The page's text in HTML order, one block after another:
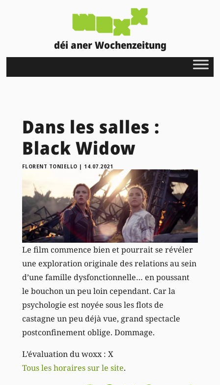
déi aner Wochenzeitung
Dans les salles :
Black Widow
FLORENT TONIELLO | 14.07.2021
Le film commence bien et pourrait se révéler
une exploration originale des relations au sein
d’une famille dysfonctionnelle… en poussant
le bouchon un peu loin cependant. Car la
psychologie est noyée sous les flots de
castagne un peu déjà vue, grand spectacle
postconfinement oblige. Dommage.
L’évaluation du woxx : X
Tous les horaires sur le site.